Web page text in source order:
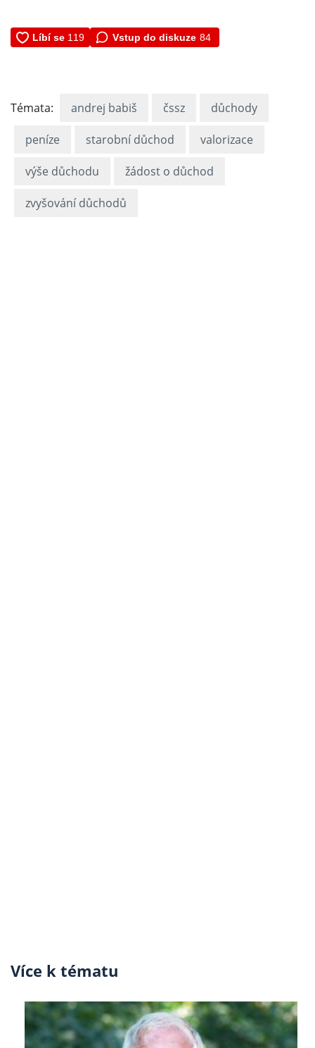
Vstup do diskuze 84
Témata: andrej babiš čssz důchody
peníze starobní důchod valorizace
výše důchodu žádost o důchod
zvyšování důchodů
Více k tématu